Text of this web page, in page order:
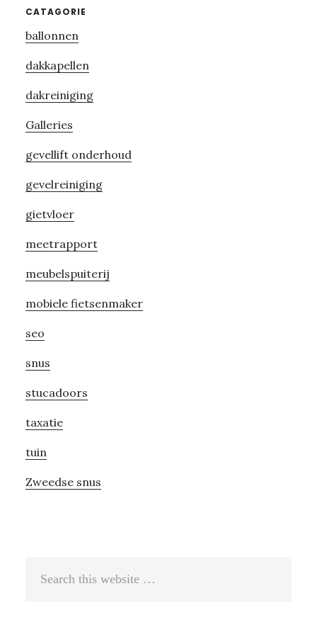
Primary
Sidebar
CATAGORIE
ballonnen
dakkapellen
dakreiniging
Galleries
gevellift onderhoud
gevelreiniging
gietvloer
meetrapport
meubelspuiterij
mobiele fietsenmaker
seo
snus
stucadoors
taxatie
tuin
Zweedse snus